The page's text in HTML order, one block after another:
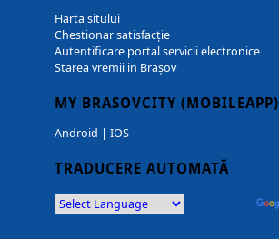
Harta sitului
Chestionar satisfacție
Autentificare portal servicii electronice
Starea vremii in Brașov
MY BRASOVCITY (MOBILEAPP)
Android | IOS
TRADUCERE AUTOMATĂ